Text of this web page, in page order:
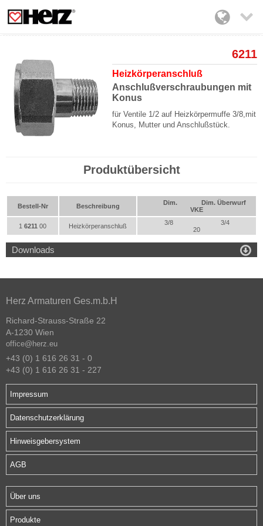

6211
Heizkörperanschluß
Anschlußverschraubungen mit
Konus
für Ventile 1/2 auf Heizkörpermuffe 3/8,mit
Konus, Mutter und Anschlußstück.
Produktübersicht
Bestell-Nr Beschreibung Dim.
Dim. Überwurf
VKE
1 6211 00 Heizkörperanschluß 3/8
3/4
20
Downloads 
Herz Armaturen Ges.m.b.H
Richard-Strauss-Straße 22
A-1230 Wien
office@herz.eu
+43 (0) 1 616 26 31 - 0
+43 (0) 1 616 26 31 - 227
Impressum
Datenschutzerklärung
Hinweisgebersystem
AGB
Über uns
Produkte